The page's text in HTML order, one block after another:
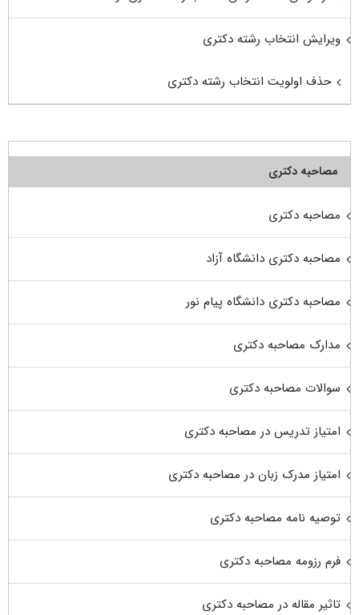
ویرایش انتخاب رشته دکتری
حذف اولویت انتخاب رشته دکتری
مصاحبه دکتری
مصاحبه دکتری
مصاحبه دکتری دانشگاه آزاد
مصاحبه دکتری دانشگاه پیام نور
مدارک مصاحبه دکتری
سوالات مصاحبه دکتری
امتیاز تدریس در مصاحبه دکتری
امتیاز مدرک زبان در مصاحبه دکتری
توصیه نامه مصاحبه دکتری
فرم رزومه مصاحبه دکتری
تاثیر مقاله در مصاحبه دکتری